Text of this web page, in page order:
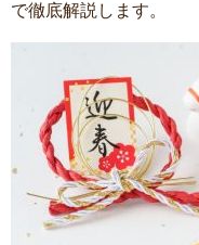
で徹底解説します。